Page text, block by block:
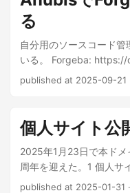
ことにした。 ...
る
自分用のソースコード
いる。 Forgeba:
ファイルを生成させる
イブファイル(zipとか
に生成されており、空き
だ。 これらはアーカイ
れるもので、アクセスロ
クセスだった。 ...
published at 2025-09-21
個人サイト公
2025年1月23日で本ド
周年を迎えた。1 個人サ
生の頃だ。当時はクレ
published at 2025-01-31 ·